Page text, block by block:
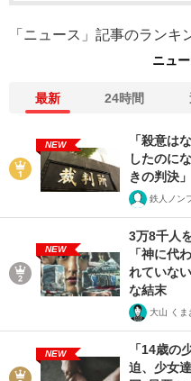
「ニュース」記事のランキ
ニュ
最新 24時間
NEW
「殺意は
したのに
きの判決
鉄人ノン
NEW
3万8千人
「神に代
れていな
な結末
大山 くま
NEW
「14歳の
迫、少女